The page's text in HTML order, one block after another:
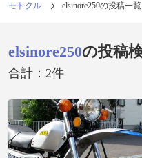
モトクル elsinore250の投稿一覧
elsinore250の投稿
合計：2件